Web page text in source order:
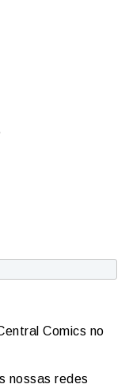
Comics no
nossas redes